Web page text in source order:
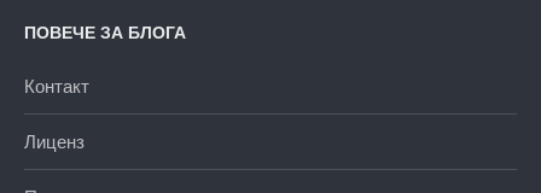
ПОВЕЧЕ ЗА БЛОГА
Контакт
Лиценз